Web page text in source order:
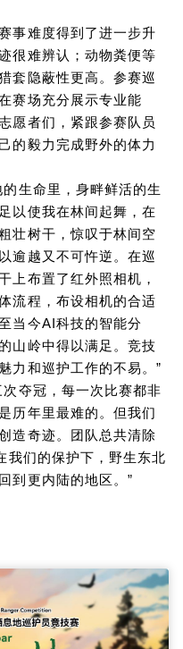
事难度得到了进一步升
很难辨认；动物粪便等
套隐蔽性更高。参赛巡
赛场充分展示专业能
愿者们，紧跟参赛队员
的毅力完成野外的体力
生命里，身畔鲜活的生
以使我在林间起舞，在
壮树干，惊叹于林间空
逾越又不可忤逆。在巡
上布置了红外照相机，
流程，布设相机的合适
当今AI科技的智能分
山岭中得以满足。竞技
力和巡护工作的不易。”
夺冠，每一次比赛都非
历年里最难的。但我们
造奇迹。团队总共清除
我们的保护下，野生东北
到更内陆的地区。”